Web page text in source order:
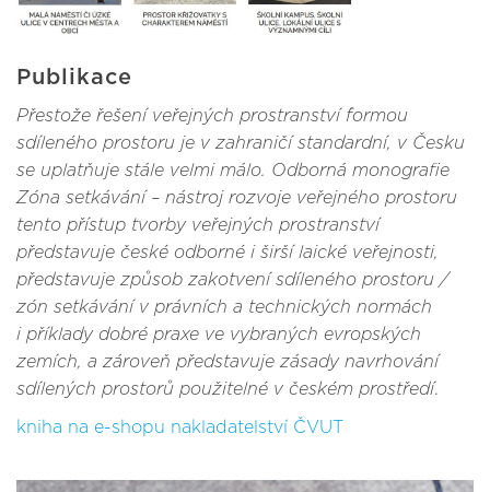
Publikace
Přestože řešení veřejných prostranství formou
sdíleného prostoru je v zahraničí standardní, v Česku
se uplatňuje stále velmi málo. Odborná monografie
Zóna setkávání – nástroj rozvoje veřejného prostoru
tento přístup tvorby veřejných prostranství
představuje české odborné i širší laické veřejnosti,
představuje způsob zakotvení sdíleného prostoru /
zón setkávání v právních a technických normách
i příklady dobré praxe ve vybraných evropských
zemích, a zároveň představuje zásady navrhování
sdílených prostorů použitelné v českém prostředí.
kniha na e-shopu nakladatelství ČVUT